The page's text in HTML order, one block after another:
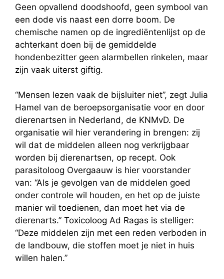
Geen opvallend doodshoofd, geen symbool van
een dode vis naast een dorre boom. De
chemische namen op de ingrediëntenlijst op de
achterkant doen bij de gemiddelde
hondenbezitter geen alarmbellen rinkelen, maar
zijn vaak uiterst giftig.
“Mensen lezen vaak de bijsluiter niet”, zegt Julia
Hamel van de beroepsorganisatie voor en door
dierenartsen in Nederland, de KNMvD. De
organisatie wil hier verandering in brengen: zij
wil dat de middelen alleen nog verkrijgbaar
worden bij dierenartsen, op recept. Ook
parasitoloog Overgaauw is hier voorstander
van: “Als je gevolgen van de middelen goed
onder controle wil houden, en het op de juiste
manier wil toedienen, dan moet het via de
dierenarts.” Toxicoloog Ad Ragas is stelliger:
“Deze middelen zijn met een reden verboden in
de landbouw, die stoffen moet je niet in huis
willen halen.”